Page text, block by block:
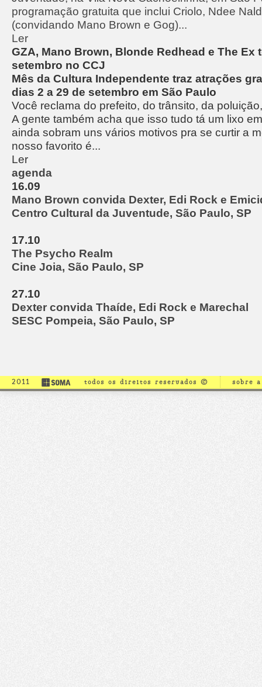
programação gratuita que inclui Criolo, Ndee
(convidando Mano Brown e Gog)...
Ler
GZA, Mano Brown, Blonde Redhead e The Ex
setembro no CCJ
Mês da Cultura Independente traz atrações
dias 2 a 29 de setembro em São Paulo
Você reclama do prefeito, do trânsito, da
A gente também acha que isso tudo tá um lixo
ainda sobram uns vários motivos pra se curtir a
nosso favorito é...
Ler
agenda
16.09
Mano Brown convida Dexter, Edi Rock e
Centro Cultural da Juventude, São Paulo, SP
17.10
The Psycho Realm
Cine Joia, São Paulo, SP
27.10
Dexter convida Thaíde, Edi Rock e Marechal
SESC Pompeia, São Paulo, SP
2011 todos os direitos reservados © sobre